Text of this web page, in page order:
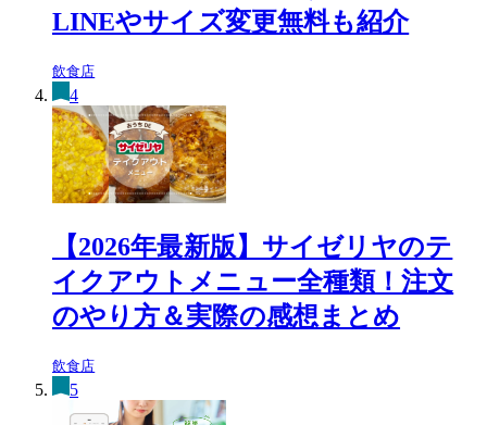
LINEやサイズ変更無料も紹介
飲食店
4
【2026年最新版】サイゼリヤのテ
イクアウトメニュー全種類！注文
のやり方＆実際の感想まとめ
飲食店
5